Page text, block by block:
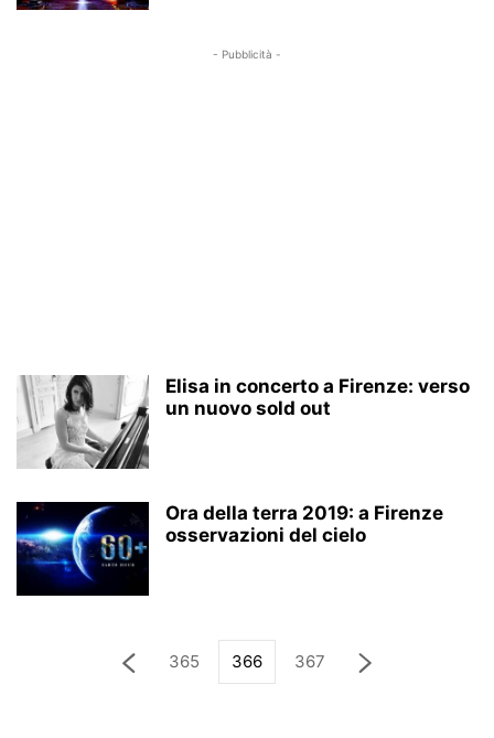
- Pubblicità -
Elisa in concerto a Firenze: verso
un nuovo sold out
Ora della terra 2019: a Firenze
osservazioni del cielo
365 366 367